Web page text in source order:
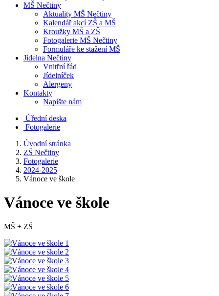
MŠ Nečtiny
Aktuality MŠ Nečtiny
Kalendář akcí ZŠ a MŠ
Kroužky MŠ a ZŠ
Fotogalerie MŠ Nečtiny
Formuláře ke stažení MŠ
Jídelna Nečtiny
Vnitřní řád
Jídelníček
Alergeny
Kontakty
Napište nám
Úřední deska
Fotogalerie
Úvodní stránka
ZŠ Nečtiny
Fotogalerie
2024-2025
Vánoce ve škole
Vánoce ve škole
MŠ + ZŠ